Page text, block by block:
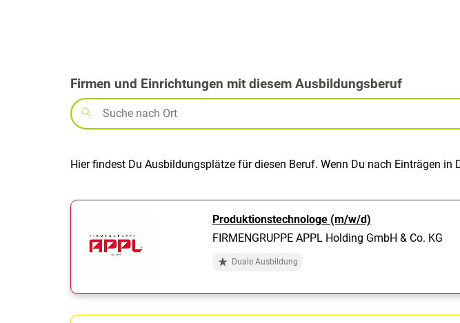
Firmen und Einrichtungen mit diesem Ausbildungsberuf
Hier findest Du Ausbildungsplätze für diesen Beruf. Wenn Du nach Einträgen in
Produktionstechnologe (m/w/d)
FIRMENGRUPPE APPL Holding GmbH & Co. KG
Duale Ausbildung